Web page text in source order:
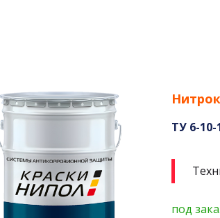
ТУ 6-10-
под